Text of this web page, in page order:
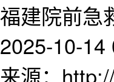
福建院前急
2025-10-14
来源：